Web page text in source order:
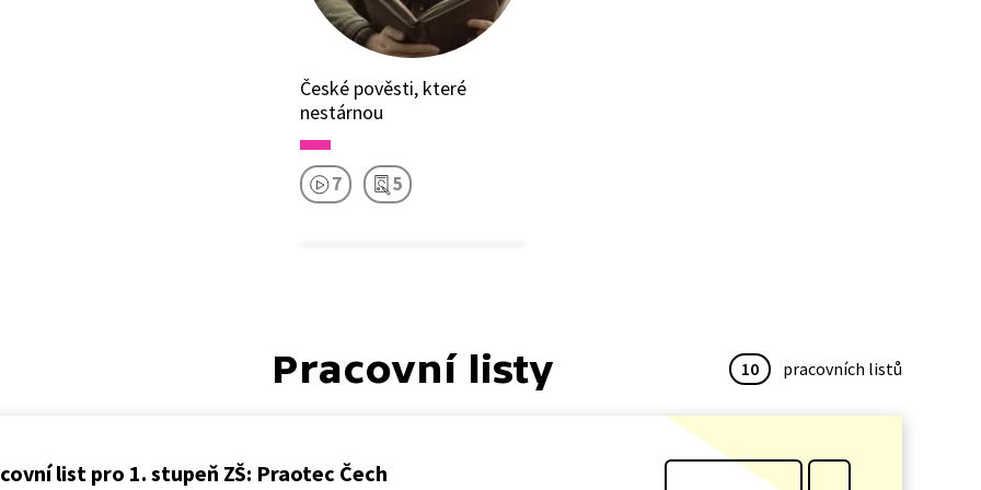
České pověsti, které
nestárnou
7 5
Pracovní listy 10 pracovních listů
list pro 1. stupeň ZŠ: Praotec Čech